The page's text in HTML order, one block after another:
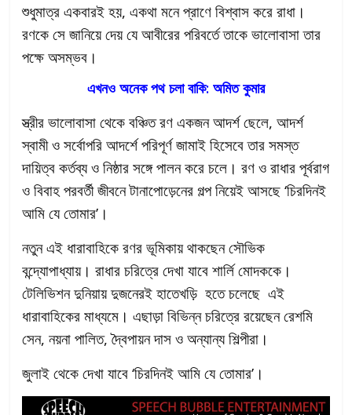
শুধুমাত্র একবারই হয়, একথা মনে প্রাণে বিশ্বাস করে রাধা।
রণকে সে জানিয়ে দেয় যে আবীরের পরিবর্তে তাকে ভালোবাসা তার
পক্ষে অসম্ভব।
এখনও অনেক পথ চলা বাকি: অমিত কুমার
স্ত্রীর ভালোবাসা থেকে বঞ্চিত রণ একজন আদর্শ ছেলে, আদর্শ
স্বামী ও সর্বোপরি আদর্শে পরিপূর্ণ জামাই হিসেবে তার সমস্ত
দায়িত্ব কর্তব্য ও নিষ্ঠার সঙ্গে পালন করে চলে। রণ ও রাধার পূর্বরাগ
ও বিবাহ পরবর্তী জীবনে টানাপোড়েনের গল্প নিয়েই আসছে ‘চিরদিনই
আমি যে তোমার’।
নতুন এই ধারাবাহিকে রণর ভূমিকায় থাকছেন সৌভিক
বন্দ্যোপাধ্যায়। রাধার চরিত্রে দেখা যাবে শার্লি মোদককে।
টেলিভিশন দুনিয়ায় দুজনেরই হাতেখড়ি হতে চলেছে এই
ধারাবাহিকের মাধ্যমে। এছাড়া বিভিন্ন চরিত্রে রয়েছেন রেশমি
সেন, নয়না পালিত, দ্বৈপায়ন দাস ও অন্যান্য শিল্পীরা।
জুলাই থেকে দেখা যাবে ‘চিরদিনই আমি যে তোমার’।